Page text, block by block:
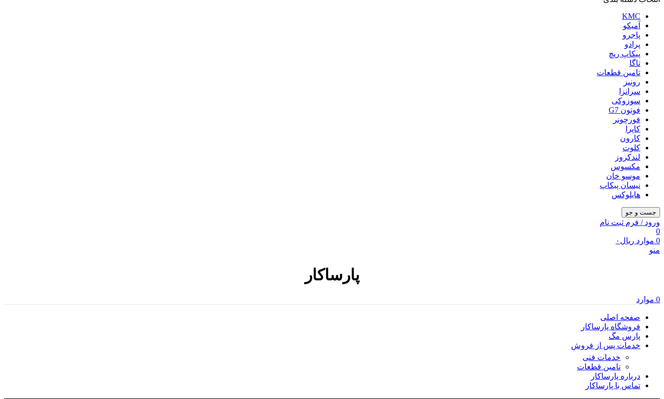
KMC
آمیکو
پاجرو
پرادو
پیکاپ ریچ
تاگا
تامین قطعات
رونیز
سرانزا
سوزوکی
فوتون G7
فورچونر
کاپرا
کارون
کلوت
لندکروز
مکسوس
موسو خان
نیسان پیکاپ
هایلوکس
جست و جو
ورود / فرم ثبت نام
0
0 موارد ریال ۰
منو
پارساکار
0 موارد
صفحه اصلی
فروشگاه پارساکار
پارس مگ
خدمات پس از فروش
خدمات فنی
تامین قطعات
درباره پارساکار
تماس با پارساکار